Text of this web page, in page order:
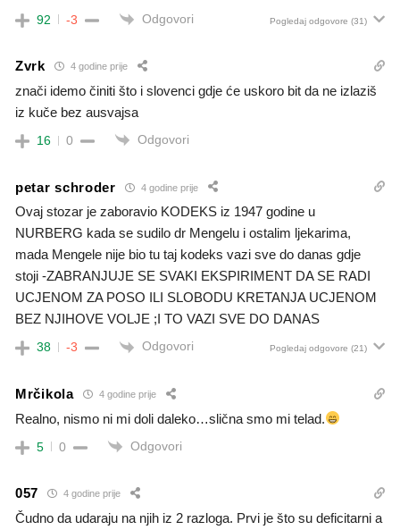
92 -3 Odgovori Pogledaj odgovore (31)
Zvrk 4 godine prije
znači idemo činiti što i slovenci gdje će uskoro bit da ne izlaziš
iz kuče bez ausvajsa
16 0 Odgovori
petar schroder 4 godine prije
Ovaj stozar je zaboravio KODEKS iz 1947 godine u
NURBERG kada se sudilo dr Mengelu i ostalim ljekarima,
mada Mengele nije bio tu taj kodeks vazi sve do danas gdje
stoji -ZABRANJUJE SE SVAKI EKSPIRIMENT DA SE RADI
UCJENOM ZA POSO ILI SLOBODU KRETANJA UCJENOM
BEZ NJIHOVE VOLJE ;I TO VAZI SVE DO DANAS
38 -3 Odgovori Pogledaj odgovore (21)
Mrčikola 4 godine prije
Realno, nismo ni mi doli daleko…slična smo mi telad.
5 0 Odgovori
057 4 godine prije
Čudno da udaraju na njih iz 2 razloga. Prvi je što su deficitarni a